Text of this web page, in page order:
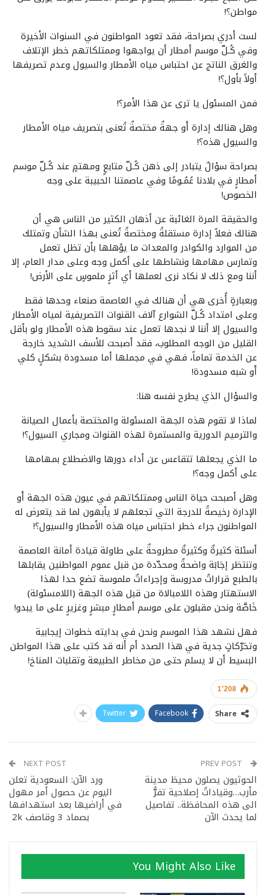
مواطن؟!
لست أدري بصراحة، فقد تعود المواطنون في السنوات الأخيرة
وفي كُـلّ موسم أمطار أن يواجهوا وممتلكاتهم خطر الإتلاف
والغرق الناتج عن احتباس مياه الأمطار والسيول وعدم تصريفها
أولاً بأول؟!
فمن المسئول يا ترى عن هذا الأمر؟!
وهل هنالك إدارة أَو جهةٌ مختصةٌ تُعنى بتصريف مياه الأمطار
والسيول هذه؟!
بصراحة سؤالٌ يتبادر إلى ذهن كُـلّ متابعٍ ومهتمٍ عند كُـلّ موسم
أمطارٍ في بلادنا عُمُـومًا وفي عاصمتنا الحبيبة على وجه
الخصوص!
والحقيقة المرة الغائبة عن أذهان الكثير من الناس هي أن
هنالك فعلاً إدارة مستقلةً ومختصةً تُعنى بهذا الشأن وتمتلك
من الموارد والكوادر والمعدات ما يؤهلها بأن تظل تعمل
وتمارس مهامها ونشاطها على أكمل وجه وعلى مدار العام، إلا
أننا ومع ذلك لا نكاد نرى لعملها أي أثرٍ ملموسٍ على الأرض!
وبعبارةٍ أُخرى هي أن هنالك في العاصمة صنعاء وحدها فقط
وعلى امتداد كُـلّ الشوارع آلاف القنوات التصريفية لمياه الأمطار
والسيول إلا أننا لا نجدها تعمل عند سقوط هذه الأمطار ولو بأقل
القليل من الوجه المطلوب، فقد أصبحت للأسف الشديد خارجة
عن الخدمة تماماً، فهي في مجملها أما مسدودة بشكلٍ كلي
أَو شبه مسدودة!
والسؤال الذي يطرح نفسه هنا:
لماذا لا تقوم هذه الجهة المسئولة والمختصة بأعمال الصيانة
والترميم الدورية والمستمرة لهذه القنوات ومجاري السيول؟!
ما الذي يجعلها تتقاعس عن أداء دورها والاضطلاع بمهامها
على أكمل وجه؟!
وهل أصبحت حياة الناس وممتلكاتهم في عيون هذه الجهة أَو
الإدارة رخيصةً للدرجة التي تجعلهم لا يأبهون لما قد يتعرض له
المواطنون جراء خطر احتباس مياه هذه الأمطار والسيول؟!
أسئلة كثيرةٌ وكثيرةٌ مطروحةٌ على طاولة قيادة أمانة العاصمة
وتنتظر إجَابَة واضحةً ومحدّدة من قبل عموم المواطنين يقابلها
بالطبع قراراتٌ مدروسة وإجراءاتٌ ملموسة تضع حدا لهذا
الاستهتار وهذه اللامبالاة من قبل هذه الجهة (اللامسئولة)
خَاصَّة ونحن مقبلون على موسم أمطارٍ مبشرٍ وغزيرٍ على ما يبدو!
فهل نشهد هذا الموسم ونحن في بدايته خطوات إيجابية
وتحَرّكاتٍ جدية في هذا الصدد أم أنه قد كتب على هذا المواطن
البسيط أن لا يسلم حتى من مخاطر الطبيعة وتقلبات المناخ!
1٬208
Share
Facebook
Twitter
الحوثيون يصلون محيطَ مدينة
مأرب…وقياداتٌ إصلاحية تفرُّ
الى هذه المحافظة.. تفاصيل
لما يحدث الآن
NEXT POST
ورد الآن: السعودية تعلن
اليوم عن حصول أمر مهول
في أراضيها بعد استهدافها
بصماد 3 وقاصف 2k
You Might Also Like